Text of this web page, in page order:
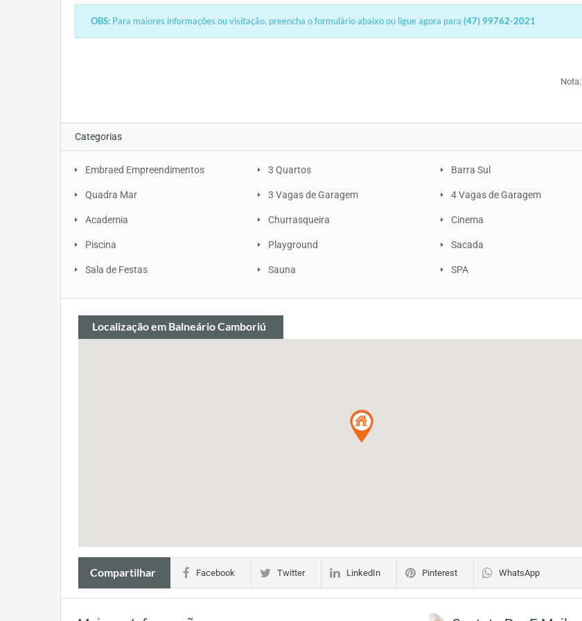
OBS: Para maiores informações ou visitação, preencha o formulário abaixo ou ligue agora para (47) 99762-2021
Nota:
Categorias
Embraed Empreendimentos 3 Quartos Barra Sul
Quadra Mar 3 Vagas de Garagem 4 Vagas de Garagem
Academia Churrasqueira Cinema
Piscina Playground Sacada
Sala de Festas Sauna SPA
Localizaçãoem Balneário Camboriú
Compartilhar Facebook Twitter LinkedIn Pinterest WhatsApp